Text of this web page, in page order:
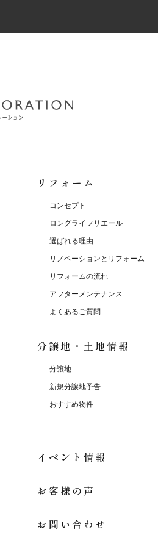
リフォーム
コンセプト
ロングライフリエール
選ばれる理由
リノベーションとリフォーム
リフォームの流れ
アフターメンテナンス
よくあるご質問
分譲地・土地情報
分譲地
新規分譲地予告
おすすめ物件
イベント情報
お客様の声
お問い合わせ